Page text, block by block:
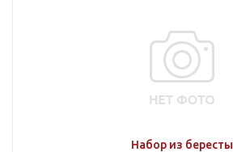
Набор из бересты